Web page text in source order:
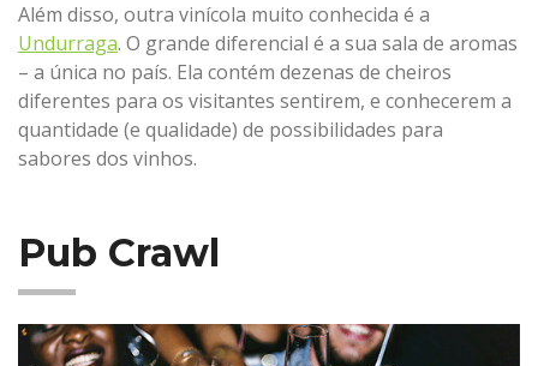
Além disso, outra vinícola muito conhecida é a
Undurraga. O grande diferencial é a sua sala de aromas
– a única no país. Ela contém dezenas de cheiros
diferentes para os visitantes sentirem, e conhecerem a
quantidade (e qualidade) de possibilidades para
sabores dos vinhos.
Pub Crawl